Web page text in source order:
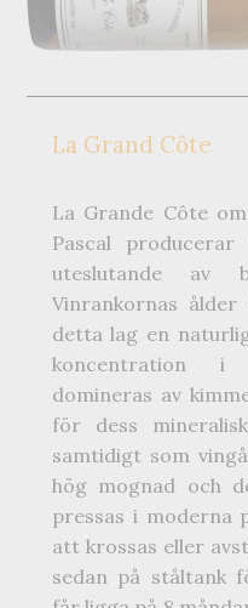
La Grand Côte
La Grande Côte
Pascal
uteslutande av
Vinrankornas
detta lag en
koncentration i
domineras av
för dess
samtidigt som
hög mognad och
pressas i moderna
att krossas eller
sedan på ståltank